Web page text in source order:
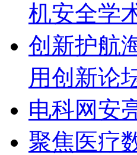
机安全学
创新护航
用创新论
电科网安
聚焦医疗